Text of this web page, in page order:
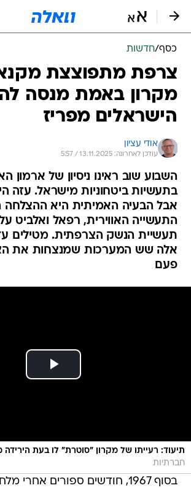
כסף/חדשות
צרפת מתפוצצת
מקרון באמת מנסה
הישראלים מפריז
אודי עציון
עודכן לאחרונה: 13.11.2025 / 5:57
השבוע שוב ראינו ניסיון של ארמון
בתעשיות ביטחוניות מישראל. עזה
אבל הבעיה האמיתית היא
התעשייה האווירית, רפאל ואלביט
תעשיית הנשק הצרפתית. מטילים עד
אלה שש המערכות שמנצחות את
פעם
תיעוד: רעייתו של מקרון "סוטרת" לו בעת
חברתיות
בסוף 1967, חודשים ספורים